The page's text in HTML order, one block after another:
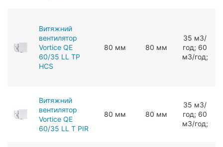
Витяжний
вентилятор
Vortice QE
60/35 LL TP
HCS
80 мм 80 мм
З5 мЗ/
год; 60
мЗ/год;
Витяжний
вентилятор
Vortice QE
60/35 LL T PIR
80 мм 80 мм
З5 мЗ/
год; 60
мЗ/год;